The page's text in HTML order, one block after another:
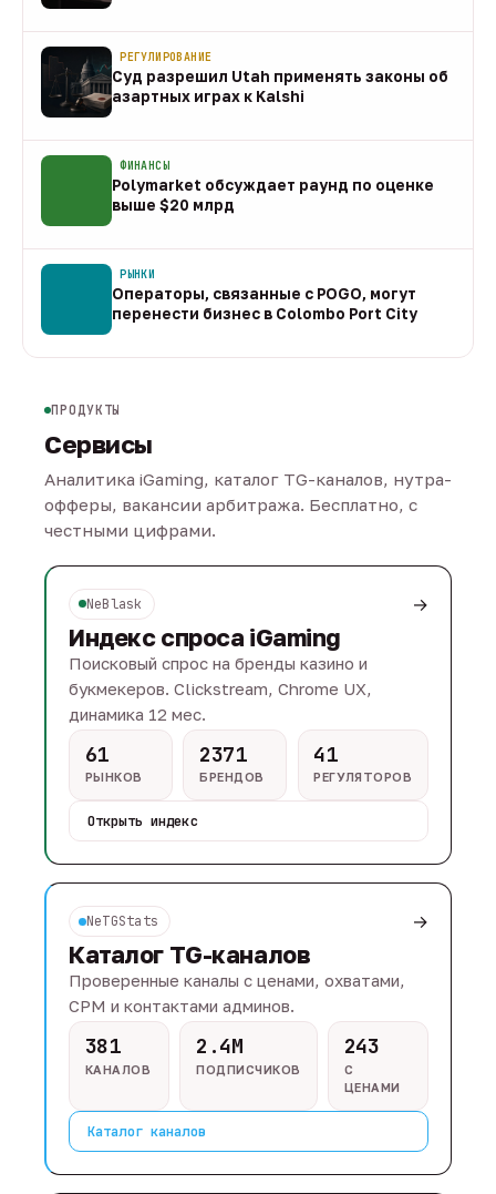
РЕГУЛИРОВАНИЕ
Суд разрешил Utah применять законы об
азартных играх к Kalshi
ФИНАНСЫ
Polymarket обсуждает раунд по оценке
выше $20 млрд
РЫНКИ
Операторы, связанные с POGO, могут
перенести бизнес в Colombo Port City
ПРОДУКТЫ
Сервисы
Аналитика iGaming, каталог TG-каналов, нутра-
офферы, вакансии арбитража. Бесплатно, с
честными цифрами.
NeBlask →
Индекс спроса iGaming
Поисковый спрос на бренды казино и
букмекеров. Clickstream, Chrome UX,
динамика 12 мес.
61
РЫНКОВ
2371
БРЕНДОВ
41
РЕГУЛЯТОРОВ
Открыть индекс
NeTGStats →
Каталог TG-каналов
Проверенные каналы с ценами, охватами,
CPM и контактами админов.
381
КАНАЛОВ
2.4M
ПОДПИСЧИКОВ
243
С
ЦЕНАМИ
Каталог каналов